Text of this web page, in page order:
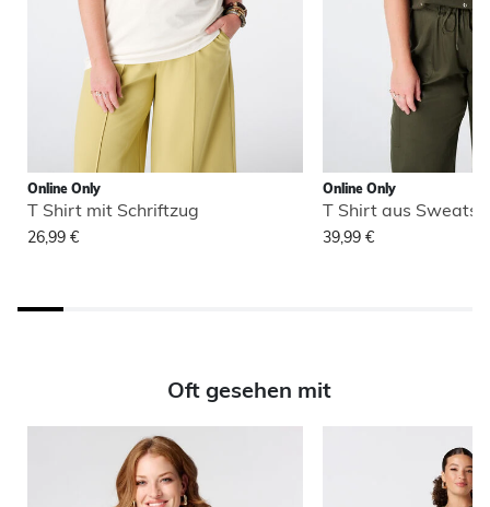
Online Only
T Shirt mit Schriftzug
26,99 €
Online Only
T Shirt aus
39,99 €
Oft gesehen mit